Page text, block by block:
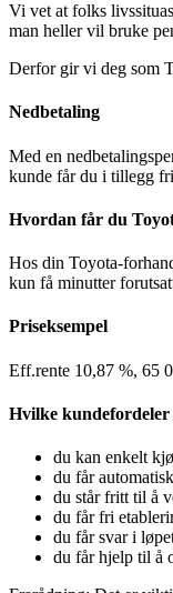
Vi vet at folks
man heller vil bruke
Derfor gir vi deg som
Nedbetaling
Med en
kunde får du i tillegg
Hvordan får du
Hos din Toyota-
kun få minutter
Priseksempel
Eff.rente 10,87 %, 65
Hvilke kundefordeler
du kan enkelt
du får
du står fritt til å
du får fri
du får svar i
du får hjelp til å